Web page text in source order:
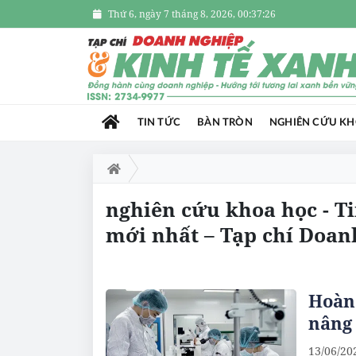
Thứ 6, ngày 7 tháng 8, 2026, 00:37:27
TIN TỨC BÀN TRÒN NGHIÊN CỨU
nghiên cứu khoa học -
mới nhất – Tạp chí
13/06/